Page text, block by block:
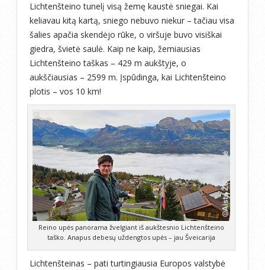
Lichtenšteino tunelį visą žemę kaustė sniegai. Kai
keliavau kitą kartą, sniego nebuvo niekur – tačiau visa
šalies apačia skendėjo rūke, o viršuje buvo visiškai
giedra, švietė saulė. Kaip ne kaip, žemiausias
Lichtenšteino taškas – 429 m aukštyje, o
aukščiausias – 2599 m. Įspūdinga, kai Lichtenšteino
plotis – vos 10 km!
Reino upės panorama žvelgiant iš aukštesnio Lichtenšteino
taško. Anapus debesų uždengtos upės – jau Šveicarija
Lichtenšteinas – pati turtingiausia Europos valstybė